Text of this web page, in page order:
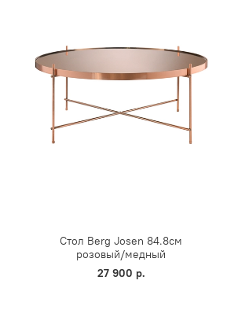
Стол Berg Josen 84.8см
розовый/медный
27 900 р.